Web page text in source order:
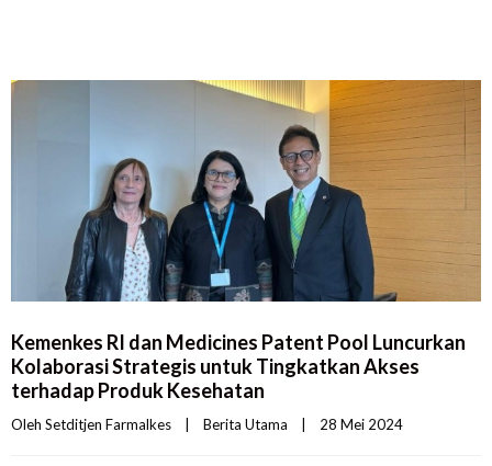
Kemenkes RI dan Medicines Patent Pool Luncurkan
Kolaborasi Strategis untuk Tingkatkan Akses
terhadap Produk Kesehatan
Oleh Setditjen Farmalkes Berita Utama 28 Mei 2024